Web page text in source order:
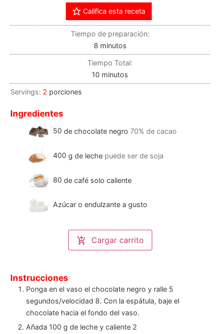
Califica esta receta
Tiempo de preparación:
8 minutos
Tiempo Total:
10 minutos
Servings: 2 porciones
Ingredientes
50 de chocolate negro 70% de cacao
400 g de leche puede ser de soja
80 de café solo caliente
Azúcar o endulzante a gusto
Cargar carrito
Instrucciones
Ponga en el vaso el chocolate negro y ralle 5
segundos/velocidad 8. Con la espátula, baje el
chocolate hacia el fondo del vaso.
Añada 100 g de leche y caliente 2